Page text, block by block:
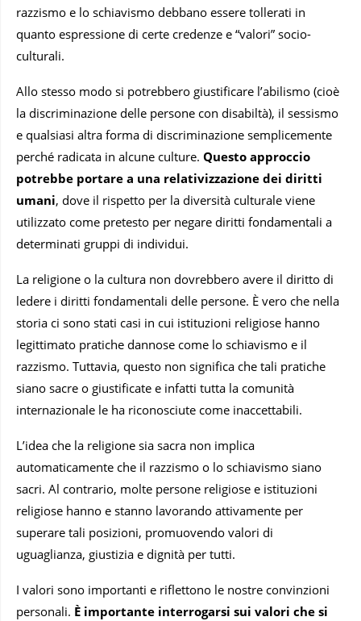
razzismo e lo schiavismo debbano essere tollerati in
quanto espressione di certe credenze e “valori” socio-
culturali.
Allo stesso modo si potrebbero giustificare l’abilismo (cioè
la discriminazione delle persone con disabiltà), il sessismo
e qualsiasi altra forma di discriminazione semplicemente
perché radicata in alcune culture. Questo approccio
potrebbe portare a una relativizzazione dei diritti
umani, dove il rispetto per la diversità culturale viene
utilizzato come pretesto per negare diritti fondamentali a
determinati gruppi di individui.
La religione o la cultura non dovrebbero avere il diritto di
ledere i diritti fondamentali delle persone. È vero che nella
storia ci sono stati casi in cui istituzioni religiose hanno
legittimato pratiche dannose come lo schiavismo e il
razzismo. Tuttavia, questo non significa che tali pratiche
siano sacre o giustificate e infatti tutta la comunità
internazionale le ha riconosciute come inaccettabili.
L’idea che la religione sia sacra non implica
automaticamente che il razzismo o lo schiavismo siano
sacri. Al contrario, molte persone religiose e istituzioni
religiose hanno e stanno lavorando attivamente per
superare tali posizioni, promuovendo valori di
uguaglianza, giustizia e dignità per tutti.
I valori sono importanti e riflettono le nostre convinzioni
personali. È importante interrogarsi sui valori che si